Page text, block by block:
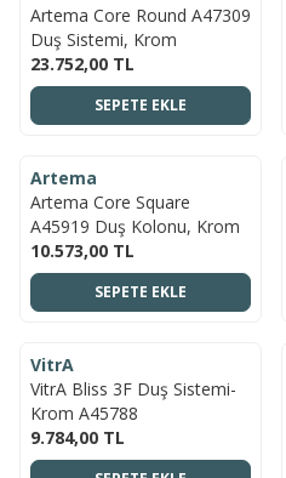
Artema Core Round A47309
Duş Sistemi, Krom
23.752,00 TL
SEPETE EKLE
YENI
ÜCRETSIZ KARGO
Artema
Artema Core Square
A45919 Duş Kolonu, Krom
10.573,00 TL
SEPETE EKLE
YENI
ÜCRETSIZ KARGO
VitrA
VitrA Bliss 3F Duş Sistemi-
Krom A45788
9.784,00 TL